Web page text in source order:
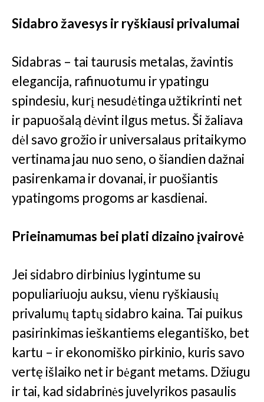
Sidabro žavesys ir ryškiausi privalumai
Sidabras – tai taurusis metalas, žavintis
elegancija, rafinuotumu ir ypatingu
spindesiu, kurį nesudėtinga užtikrinti net
ir papuošalą dėvint ilgus metus. Ši žaliava
dėl savo grožio ir universalaus pritaikymo
vertinama jau nuo seno, o šiandien dažnai
pasirenkama ir dovanai, ir puošiantis
ypatingoms progoms ar kasdienai.
Prieinamumas bei plati dizaino įvairovė
Jei sidabro dirbinius lygintume su
populiariuoju auksu, vienu ryškiausių
privalumų taptų sidabro kaina. Tai puikus
pasirinkimas ieškantiems elegantiško, bet
kartu – ir ekonomiško pirkinio, kuris savo
vertę išlaiko net ir bėgant metams. Džiugu
ir tai, kad sidabrinės juvelyrikos pasaulis